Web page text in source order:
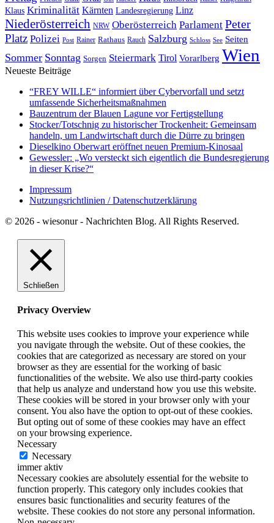
Klaus Kriminalität Kärnten Landesregierung Linz
Niederösterreich NRW Oberösterreich Parlament Peter
Platz Polizei Post Rainer Rathaus Rauch Salzburg Schloss See Seiten
Sommer Sonntag Sorgen Steiermark Tirol Vorarlberg Wien
Neueste Beiträge
“FREY WILLE“ informiert über Cybervorfall und setzt
umfassende Sicherheitsmaßnahmen
Bauzentrum der Blauen Lagune vor Fertigstellung
Stocker/Totschnig zu historischer Trockenheit: Gemeinsam
handeln, um Landwirtschaft durch die Dürre zu bringen
Dieselkino Oberwart eröffnet neuen Premium-Kinosaal
Gewessler: „Wo versteckt sich eigentlich die Bundesregierung
in dieser Krise?“
Impressum
Nutzungsrichtlinien / Datenschutzerklärung
© 2026 - wiesonur - Nachrichten Blog. All Rights Reserved.
Schließen
Privacy Overview
This website uses cookies to improve your experience while
you navigate through the website. Out of these cookies, the
cookies that are categorized as necessary are stored on your
browser as they are essential for the working of basic
functionalities of the website. We also use third-party cookies
that help us analyze and understand how you use this website.
These cookies will be stored in your browser only with your
consent. You also have the option to opt-out of these cookies.
But opting out of some of these cookies may have an effect
on your browsing experience.
Necessary
Necessary
immer aktiv
Necessary cookies are absolutely essential for the website to
function properly. This category only includes cookies that
ensures basic functionalities and security features of the
website. These cookies do not store any personal information.